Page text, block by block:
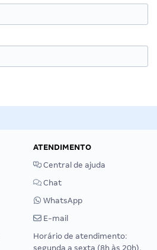
ATENDIMENTO
Central de ajuda
Chat
WhatsApp
E-mail
Horário de atendimento:
segunda a sexta (8h às 20h),